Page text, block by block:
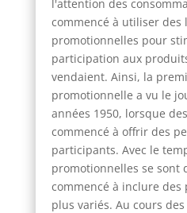
l'attention des
commencé à utiliser des
promotionnelles pour
participation aux
vendaient. Ainsi, la
promotionnelle a vu le
années 1950, lorsque
commencé à offrir des
participants. Avec le
promotionnelles se sont
commencé à inclure
plus variés. Au cours